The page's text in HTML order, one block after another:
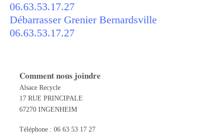
06.63.53.17.27
Débarrasser Grenier Bernardsville
06.63.53.17.27
Comment nous joindre
Alsace Recycle
17 RUE PRINCIPALE
67270 INGENHEIM
Téléphone : 06 63 53 17 27